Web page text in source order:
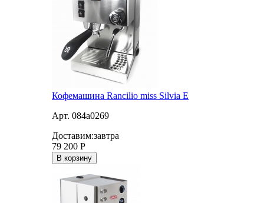
Кофемашина Rancilio miss Silvia E
Арт. 084a0269
Доставим:завтра
79 200 Р
В корзину